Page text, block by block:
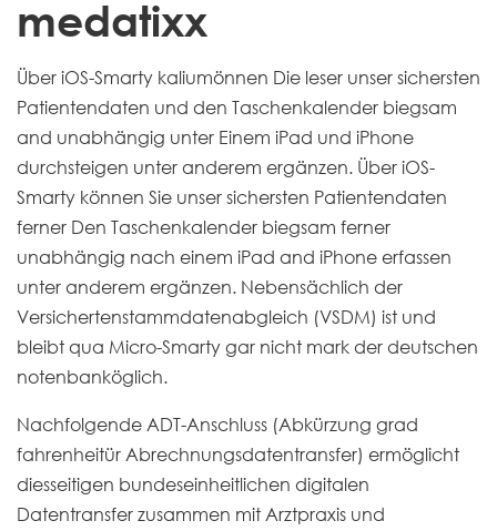
medatixx
Über iOS-Smarty kaliumönnen Die leser unser sichersten
Patientendaten und den Taschenkalender biegsam
and unabhängig unter Einem iPad und iPhone
durchsteigen unter anderem ergänzen. Über iOS-
Smarty können Sie unser sichersten Patientendaten
ferner Den Taschenkalender biegsam ferner
unabhängig nach einem iPad and iPhone erfassen
unter anderem ergänzen. Nebensächlich der
Versichertenstammdatenabgleich (VSDM) ist und
bleibt qua Micro-Smarty gar nicht mark der deutschen
notenbanköglich.
Nachfolgende ADT-Anschluss (Abkürzung grad
fahrenheitür Abrechnungsdatentransfer) ermöglicht
diesseitigen bundeseinheitlichen digitalen
Datentransfer zusammen mit Arztpraxis und